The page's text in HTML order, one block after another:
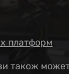
платформ
також